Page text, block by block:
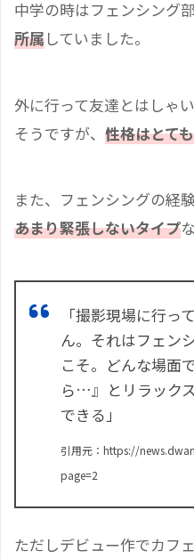
中学の時はフェンシング
所属していました。
外に行って友達とはしゃ
そうですが、 性格はとて
また、フェンシングの経
あまり緊張しないタイプ
「撮影現場に行っ
ん。それはフェン
こそ。どんな場面
ら…』とリラック
できる」
引用元：https://
page=2
ただしデビュー作でカフ